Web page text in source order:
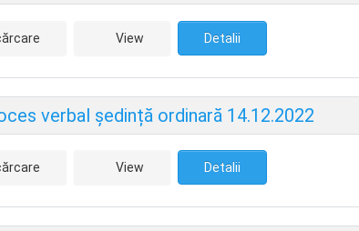
View Detalii
verbal ședință ordinară 14.12.2022
View Detalii